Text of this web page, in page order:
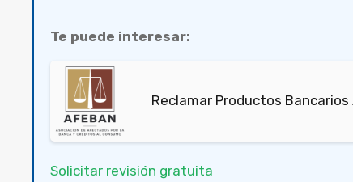
Te puede interesar:
Reclamar Productos
Solicitar revisión gratuita